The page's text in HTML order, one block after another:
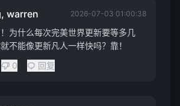
warren 2026-07-03 01:00:38
为什么每次完美世界更新要等多几
不能像更新凡人一样快吗？靠！
0 回复